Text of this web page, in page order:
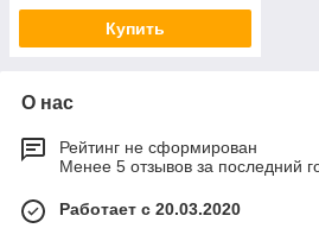
Купить
О нас
Рейтинг не сформирован
Менее 5 отзывов за последний
Работает с 20.03.2020